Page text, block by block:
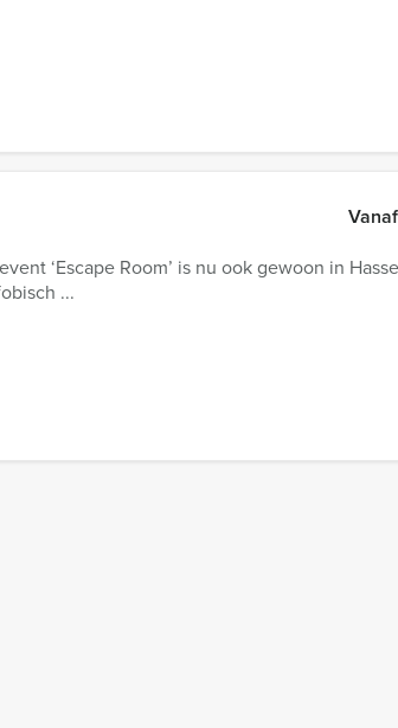
Vanaf
‘Escape Room’ is nu ook gewoon in
...